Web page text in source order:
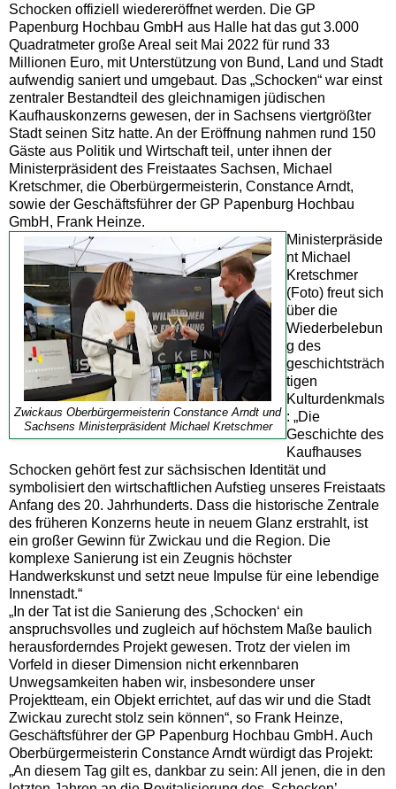
Schocken offiziell wiedereröffnet werden. Die GP
Papenburg Hochbau GmbH aus Halle hat das gut 3.000
Quadratmeter große Areal seit Mai 2022 für rund 33
Millionen Euro, mit Unterstützung von Bund, Land und Stadt
aufwendig saniert und umgebaut. Das „Schocken“ war einst
zentraler Bestandteil des gleichnamigen jüdischen
Kaufhauskonzerns gewesen, der in Sachsens viertgrößter
Stadt seinen Sitz hatte. An der Eröffnung nahmen rund 150
Gäste aus Politik und Wirtschaft teil, unter ihnen der
Ministerpräsident des Freistaates Sachsen, Michael
Kretschmer, die Oberbürgermeisterin, Constance Arndt,
sowie der Geschäftsführer der GP Papenburg Hochbau
GmbH, Frank Heinze.
Zwickaus Oberbürgermeisterin Constance Arndt und
Sachsens Ministerpräsident Michael Kretschmer
Ministerpräside
nt Michael
Kretschmer
(Foto) freut sich
über die
Wiederbelebun
g des
geschichtsträch
tigen
Kulturdenkmals
: „Die
Geschichte des
Kaufhauses
Schocken gehört fest zur sächsischen Identität und
symbolisiert den wirtschaftlichen Aufstieg unseres Freistaats
Anfang des 20. Jahrhunderts. Dass die historische Zentrale
des früheren Konzerns heute in neuem Glanz erstrahlt, ist
ein großer Gewinn für Zwickau und die Region. Die
komplexe Sanierung ist ein Zeugnis höchster
Handwerkskunst und setzt neue Impulse für eine lebendige
Innenstadt.“
„In der Tat ist die Sanierung des ‚Schocken‘ ein
anspruchsvolles und zugleich auf höchstem Maße baulich
herausforderndes Projekt gewesen. Trotz der vielen im
Vorfeld in dieser Dimension nicht erkennbaren
Unwegsamkeiten haben wir, insbesondere unser
Projektteam, ein Objekt errichtet, auf das wir und die Stadt
Zwickau zurecht stolz sein können“, so Frank Heinze,
Geschäftsführer der GP Papenburg Hochbau GmbH. Auch
Oberbürgermeisterin Constance Arndt würdigt das Projekt:
„An diesem Tag gilt es, dankbar zu sein: All jenen, die in den